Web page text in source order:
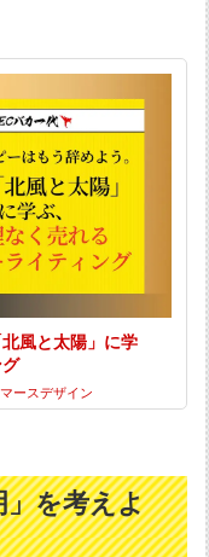
風と太陽」に学
ースデザイン
」を考えよ